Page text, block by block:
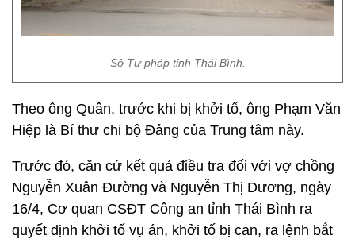
Sở Tư pháp tỉnh Thái Bình.
Theo ông Quân, trước khi bị khởi tố, ông Phạm Văn
Hiệp là Bí thư chi bộ Đảng của Trung tâm này.
Trước đó, căn cứ kết quả điều tra đối với vợ chồng
Nguyễn Xuân Đường và Nguyễn Thị Dương, ngày
16/4, Cơ quan CSĐT Công an tỉnh Thái Bình ra
quyết định khởi tố vụ án, khởi tố bị can, ra lệnh bắt